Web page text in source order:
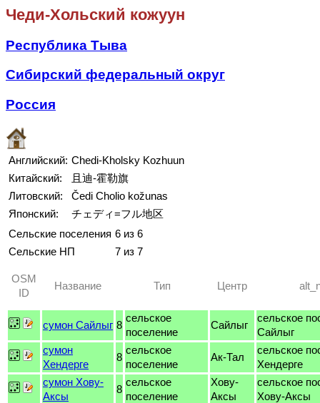
Чеди-Хольский кожуун
Республика Тыва
Сибирский федеральный округ
Россия
Английский: Chedi-Kholsky Kozhuun
Китайский:
且迪-霍勒旗
Литовский:
Čedi Cholio kožunas
Японский:
チェディ=フル地区
Сельские поселения 6 из 6
Сельские НП
7 из 7
OSM
ID
Название Тип Центр
сумон Сайлыг 8
сельское
поселение
Сайлыг
сельское
Сайлыг
сумон
Хендерге
8
сельское
поселение
Ак-Тал
сельское
Хендерге
сумон Хову-
Аксы
8
сельское
поселение
Хову-
Аксы
сельское
Хову-Аксы